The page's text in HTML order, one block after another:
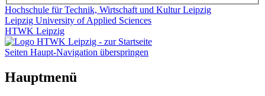
Hochschule für Technik, Wirtschaft und Kultur Leipzig
Leipzig University of Applied Sciences
HTWK Leipzig
Seiten Haupt-Navigation überspringen
Hauptmenü